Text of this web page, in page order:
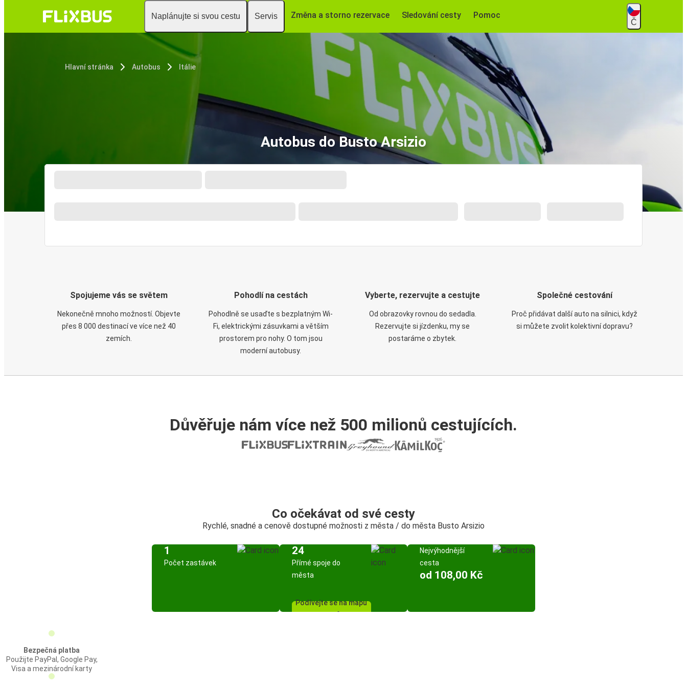
Naplánujte si svou cestu Servis Změna a storno rezervace Sledování cesty Pomoc
Č
Hlavní stránka Autobus Itálie
Autobus do Busto Arsizio
Spojujeme vás se světem
Nekonečně mnoho možností. Objevte
přes 8 000 destinací ve více než 40
zemích.
Pohodlí na cestách
Pohodlně se usaďte s bezplatným Wi-
Fi, elektrickými zásuvkami a větším
prostorem pro nohy. O tom jsou
moderní autobusy.
Vyberte, rezervujte a cestujte
Od obrazovky rovnou do sedadla.
Rezervujte si jízdenku, my se
postaráme o zbytek.
Společné cestování
Proč přidávat další auto na silnici, když
si můžete zvolit kolektivní dopravu?
Důvěřuje nám více než 500 milionů cestujících.
Co očekávat od své cesty
Rychlé, snadné a cenově dostupné možnosti z města / do města Busto Arsizio
1
Počet zastávek
24
Přímé spoje do
města
Podívejte se na mapu
Nejvýhodnější
cesta
od 108,00 Kč
Bezpečná platba
Použijte PayPal, Google Pay,
Visa a mezinárodní karty